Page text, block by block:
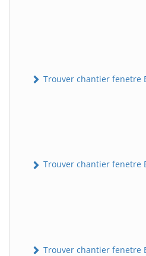
Trouver chantier fenetre
Trouver chantier fenetre
Trouver chantier fenetre